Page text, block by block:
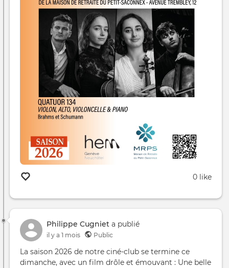
0 like
Philippe Cugniet a publié
il y a 1 mois Public
La saison 2026 de notre ciné-club se termine ce
dimanche, avec un film drôle et émouvant : Une belle